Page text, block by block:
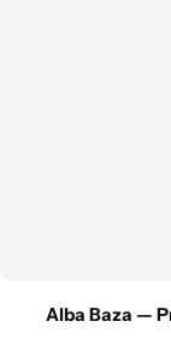
Alba Baza —